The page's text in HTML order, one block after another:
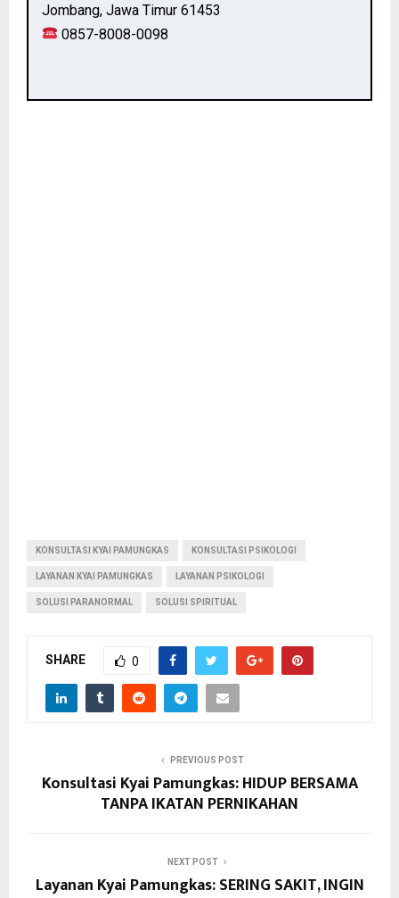
Jombang, Jawa Timur 61453
0857-8008-0098
KONSULTASI KYAI PAMUNGKAS KONSULTASI PSIKOLOGI
LAYANAN KYAI PAMUNGKAS LAYANAN PSIKOLOGI
SOLUSI PARANORMAL SOLUSI SPIRITUAL
SHARE 0
PREVIOUS POST
Konsultasi Kyai Pamungkas: HIDUP BERSAMA
TANPA IKATAN PERNIKAHAN
NEXT POST
Layanan Kyai Pamungkas: SERING SAKIT, INGIN